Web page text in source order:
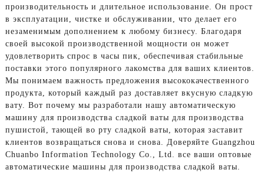
производительность и длительное использование. Он прост
в эксплуатации, чистке и обслуживании, что делает его
незаменимым дополнением к любому бизнесу. Благодаря
своей высокой производственной мощности он может
удовлетворить спрос в часы пик, обеспечивая стабильные
поставки этого популярного лакомства для ваших клиентов.
Мы понимаем важность предложения высококачественного
продукта, который каждый раз доставляет вкусную сладкую
вату. Вот почему мы разработали нашу автоматическую
машину для производства сладкой ваты для производства
пушистой, тающей во рту сладкой ваты, которая заставит
клиентов возвращаться снова и снова. Доверяйте Guangzhou
Chuanbo Information Technology Co., Ltd. все ваши оптовые
автоматические машины для производства сладкой ваты.